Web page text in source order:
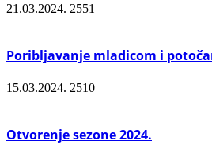
21.03.2024. 2551
Poribljavanje mladicom i
15.03.2024. 2510
Otvorenje sezone 2024.